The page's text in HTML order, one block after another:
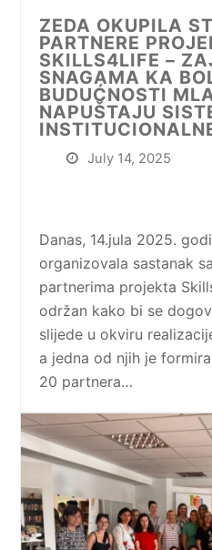
ZEDA OKUPILA
PARTNERE
SKILLS4LIFE –
SNAGAMA KA
BUDUĆNOSTI
NAPUŠTAJU
July 14, 2025
Danas, 14.jula 2025.
organizovala sastanak
partnerima projekta
održan kako bi se
slijede u okviru
a jedna od njih je
20 partnera…